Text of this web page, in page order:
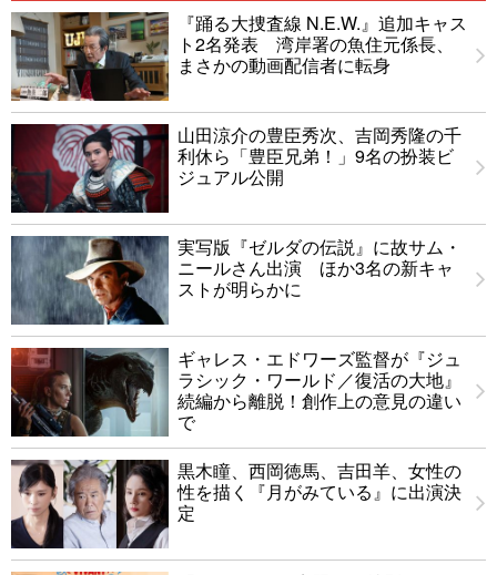
『踊る大捜査線 N.E.W.』追加キャス
ト2名発表 湾岸署の魚住元係長、
まさかの動画配信者に転身
山田涼介の豊臣秀次、吉岡秀隆の千
利休ら「豊臣兄弟！」9名の扮装ビ
ジュアル公開
実写版『ゼルダの伝説』に故サム・
ニールさん出演 ほか3名の新キャ
ストが明らかに
ギャレス・エドワーズ監督が『ジュ
ラシック・ワールド／復活の大地』
続編から離脱！創作上の意見の違い
で
黒木瞳、西岡徳馬、吉田羊、女性の
性を描く『月がみている』に出演決
定